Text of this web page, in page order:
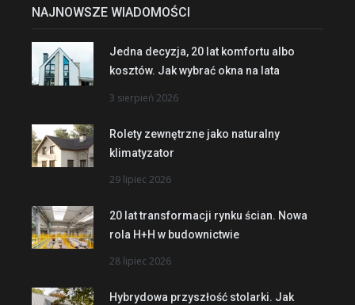
NAJNOWSZE WIADOMOŚCI
Jedna decyzja, 20 lat komfortu albo
kosztów. Jak wybrać okna na lata
3 sierpień 2026
Rolety zewnętrzne jako naturalny
klimatyzator
29 lipiec 2026
20 lat transformacji rynku ścian. Nowa
rola H+H w budownictwie
28 lipiec 2026
Hybrydowa przyszłość stolarki. Jak